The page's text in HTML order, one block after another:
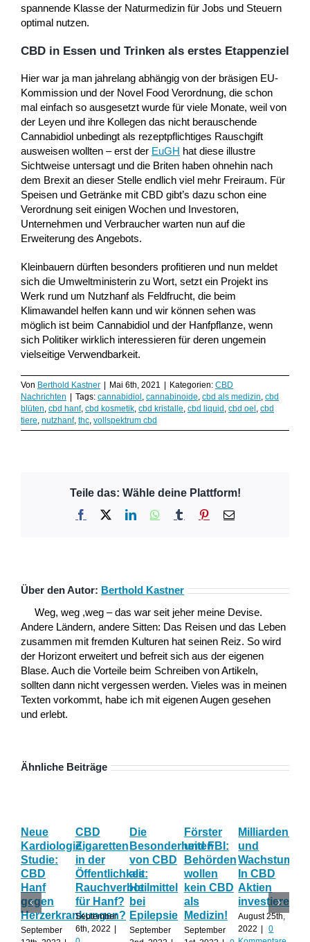
spannende Klasse der Naturmedizin für Jobs und Steuern
optimal nutzen.
CBD in Essen und Trinken als erstes Etappenziel
Hier war ja man jahrelang abhängig von der bräsigen EU-
Kommission und der Novel Food Verordnung, die schon
mal einfach so ausgesetzt wurde für viele Monate, weil von
der Leyen und ihre Kollegen das nicht berauschende
Cannabidiol unbedingt als rezeptpflichtiges Rauschgift
ausweisen wollten – erst der EuGH hat diese illustre
Sichtweise untersagt und die Briten haben ohnehin nach
dem Brexit an dieser Stelle endlich viel mehr Freiraum. Für
Speisen und Getränke mit CBD gibt’s dazu schon eine
Verordnung seit einigen Wochen und Investoren,
Unternehmen und Verbraucher warten nun auf die
Erweiterung des Angebots.
Kleinbauern dürften besonders profitieren und nun meldet
sich die Umweltministerin zu Wort, setzt ein Projekt ins
Werk rund um Nutzhanf als Feldfrucht, die beim
Klimawandel helfen kann und wir können sehen was
möglich ist beim Cannabidiol und der Hanfpflanze, wenn
sich Politiker wirklich interessieren für deren ungemein
vielseitige Verwendbarkeit.
Von Berthold Kastner | Mai 6th, 2021 | Kategorien: CBD
Nachrichten | Tags: cannabidiol, cannabinoide, cbd als medizin, cbd
blüten, cbd hanf, cbd kosmetik, cbd kristalle, cbd liquid, cbd oel, cbd
tiere, nutzhanf, thc, vollspektrum cbd
Teile das: Wähle deine Plattform!
Facebook LinkedInWhatsApp
Tumblr Pinterest
E-
Über den Autor: Berthold Kastner
Weg, weg ,weg – das war seit jeher meine Devise.
Andere Ländern, andere Sitten: Das Reisen und das Leben
zusammen mit fremden Kulturen hat seinen Reiz. So wird
der Horizont erweitert und befreit sich aus der eigenen
Blase. Auch die Vorteile beim Schreiben von Artikeln,
sollten dann nicht vergessen werden. Vieles was in meinen
Texten vorkommt, habe ich mit eigenen Augen gesehen
und erlebt.
Ähnliche Beiträge
Neue
Kardiologie
Studie:
CBD
Hanf
gegen
Herzerkrankungen?
September
CBD
Zigaretten
in der
Öffentlichkeit:
Rauchverbot
für Hanf?
September
6th, 2022
Die
Besonderheiten
von CBD
als
Heilmittel
bei
Epilepsie
September
Förster
und FBI:
Behörden
wollen
kein CBD
als
Medizin!
September
und
Wachstum:
In CBD
Aktien
investieren?
August 25th,
2022
0